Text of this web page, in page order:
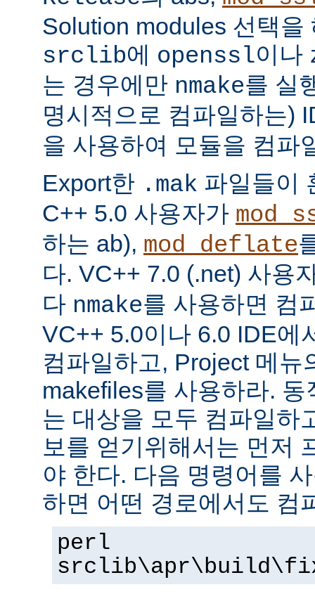
Solution modules 선택을
srclib에 openssl이나
는 경우에만 nmake를 실
명시적으로 컴파일하는)
을 사용하여 모듈을 컴파
Export한 .mak 파일들이
C++ 5.0 사용자가
하는 ab), mod_deflate
다. VC++ 7.0 (.net) 사용
다 nmake를 사용하면 컴
VC++ 5.0이나 6.0 IDE에
컴파일하고, Project 메뉴
makefiles를 사용하라.
는 대상을 모두 컴파일하
보를 얻기위해서는 먼저
야 한다. 다음 명령어를
하면 어떤 경로에서도 컴
perl